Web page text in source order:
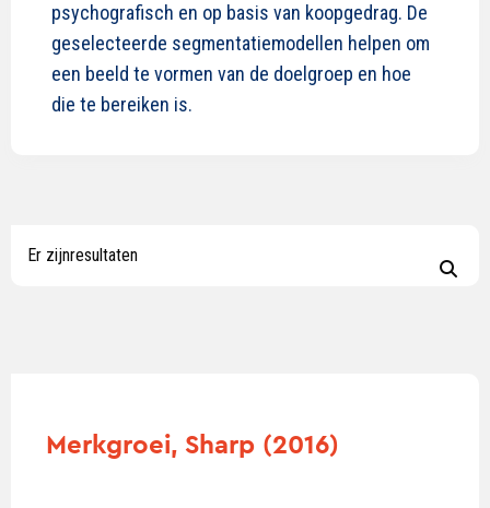
psychografisch en op basis van koopgedrag. De
geselecteerde segmentatiemodellen helpen om
een beeld te vormen van de doelgroep en hoe
die te bereiken is.
Er zijnresultaten
Merkgroei, Sharp (2016)